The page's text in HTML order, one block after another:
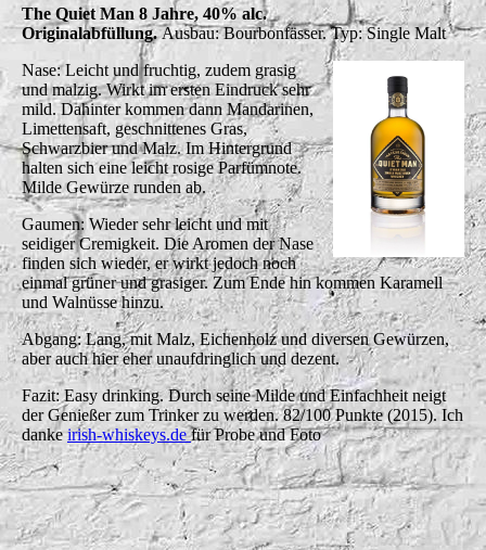
The Quiet Man 8 Jahre, 40% alc.
Originalabfüllung. Ausbau: Bourbonfässer.Typ: Single Malt
Nase: Leicht und fruchtig, zudem grasig
und malzig. Wirkt im ersten Eindruck sehr
mild. Dahinter kommen dann Mandarinen,
Limettensaft, geschnittenes Gras,
Schwarzbier und Malz. Im Hintergrund
halten sich eine leicht rosige Parfümnote.
Milde Gewürze runden ab.
Gaumen: Wieder sehr leicht und mit
seidiger Cremigkeit. Die Aromen der Nase
finden sich wieder, er wirkt jedoch noch
einmal grüner und grasiger. Zum Ende hin kommen Karamell
und Walnüsse hinzu.
Abgang: Lang, mit Malz, Eichenholz und diversen Gewürzen,
aber auch hier eher unaufdringlich und dezent.
Fazit: Easy drinking. Durch seine Milde und Einfachheit neigt
der Genießer zum Trinker zu werden. 82/100 Punkte (2015). Ich
dankeirish-whiskeys.defür Probe und Foto